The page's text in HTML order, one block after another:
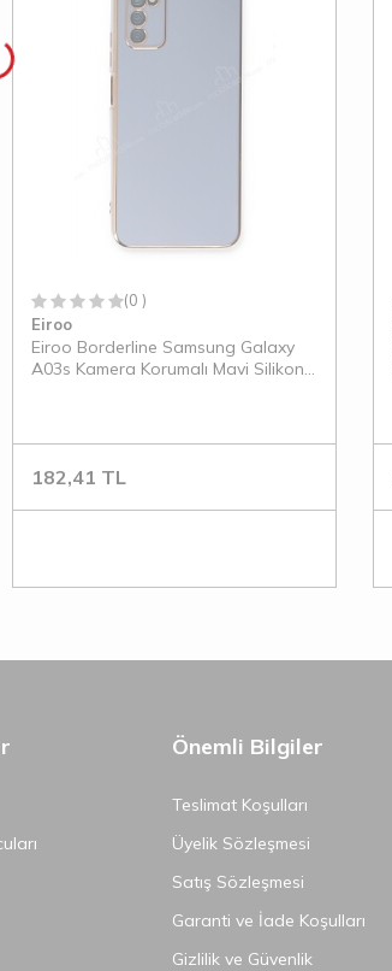
(0 )
Eiroo
Eiroo Borderline Samsung Galaxy
A03s Kamera Korumalı Mavi Silikon
182,41 TL
Önemli Bilgiler
Teslimat Koşulları
Üyelik Sözleşmesi
Satış Sözleşmesi
Garanti ve İade Koşulları
Gizlilik ve Güvenlik